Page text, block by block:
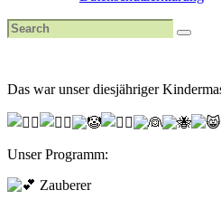
Das war unser diesjähriger
Unser Programm:
Zauberer